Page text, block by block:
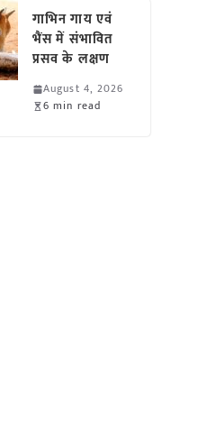
गाभिन गाय एवं
भैंस में संभावित
प्रसव के लक्षण
August 4, 2026
6 min read